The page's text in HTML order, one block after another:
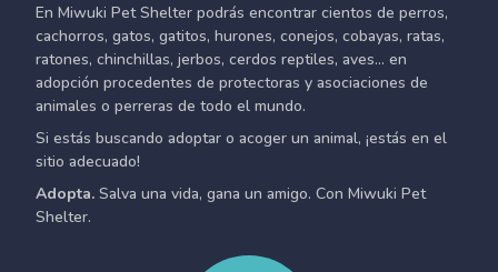
En Miwuki Pet Shelter podrás encontrar cientos de perros,
cachorros, gatos, gatitos, hurones, conejos, cobayas, ratas,
ratones, chinchillas, jerbos, cerdos reptiles, aves... en
adopción procedentes de protectoras y asociaciones de
animales o perreras de todo el mundo.
Si estás buscando adoptar o acoger un animal, ¡estás en el
sitio adecuado!
Adopta. Salva una vida, gana un amigo. Con Miwuki Pet
Shelter.